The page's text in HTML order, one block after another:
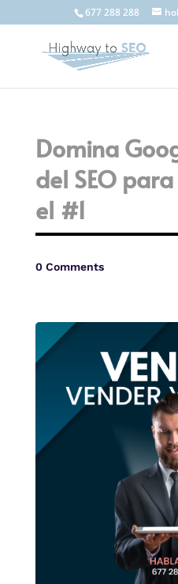
677 288 288
Domina
del SEO
el #1
0 Comments